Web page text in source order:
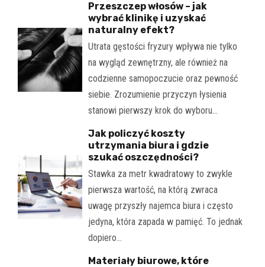
Przeszczep włosów – jak
wybrać klinikę i uzyskać
naturalny efekt?
Utrata gęstości fryzury wpływa nie tylko
na wygląd zewnętrzny, ale również na
codzienne samopoczucie oraz pewność
siebie. Zrozumienie przyczyn łysienia
stanowi pierwszy krok do wyboru…
Jak policzyć koszty
utrzymania biura i gdzie
szukać oszczędności?
Stawka za metr kwadratowy to zwykle
pierwsza wartość, na którą zwraca
uwagę przyszły najemca biura i często
jedyna, która zapada w pamięć. To jednak
dopiero…
Materiały biurowe, które